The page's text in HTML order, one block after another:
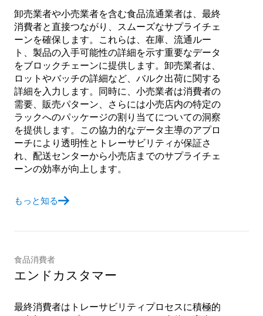
卸売業者や小売業者を含む食品流通業者は、最終
消費者と直接つながり、スムーズなサプライチェ
ーンを確保します。これらは、在庫、流通ルー
ト、製品の入手可能性の詳細を示す重要なデータ
をブロックチェーンに提供します。卸売業者は、
ロットやバッチの詳細など、バルク出荷に関する
詳細を入力します。同時に、小売業者は消費者の
需要、販売パターン、さらには小売店内の特定の
ラックへのパッケージの割り当てについての洞察
を提供します。この協力的なデータ主導のアプロ
ーチにより透明性とトレーサビリティが保証さ
れ、配送センターから小売店までのサプライチェ
ーンの効率が向上します。
もっと知る
食品消費者
エンドカスタマー
最終消費者はトレーサビリティプロセスに積極的